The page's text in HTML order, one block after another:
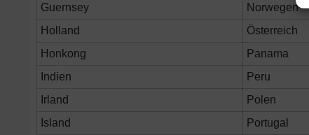
Guernsey
Norwegen
Holland
Österreich
Honkong
Panama
Indien
Peru
Irland
Polen
Island
Portugal